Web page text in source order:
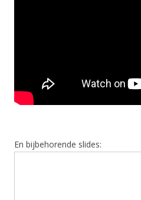
En bijbehorende slides: